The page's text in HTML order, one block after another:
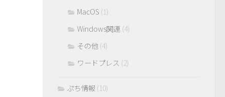
MacOS (1)
Windows関連 (4)
その他 (4)
ワードプレス (2)
ぷち情報 (10)